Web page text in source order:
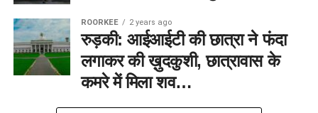
ROORKEE 2 years ago
रुड़की: आईआईटी की छात्रा ने फंदा
लगाकर की ख़ुदकुशी, छात्रावास के
कमरे में मिला शव…